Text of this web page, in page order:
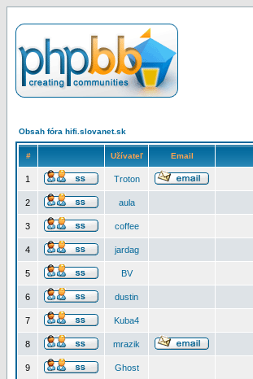
Obsah fóra hifi.slovanet.sk
# Užívateľ Email
1 Troton
2 aula
3 coffee
4 jardag
5 BV
6 dustin
7 Kuba4
8 mrazik
9 Ghost